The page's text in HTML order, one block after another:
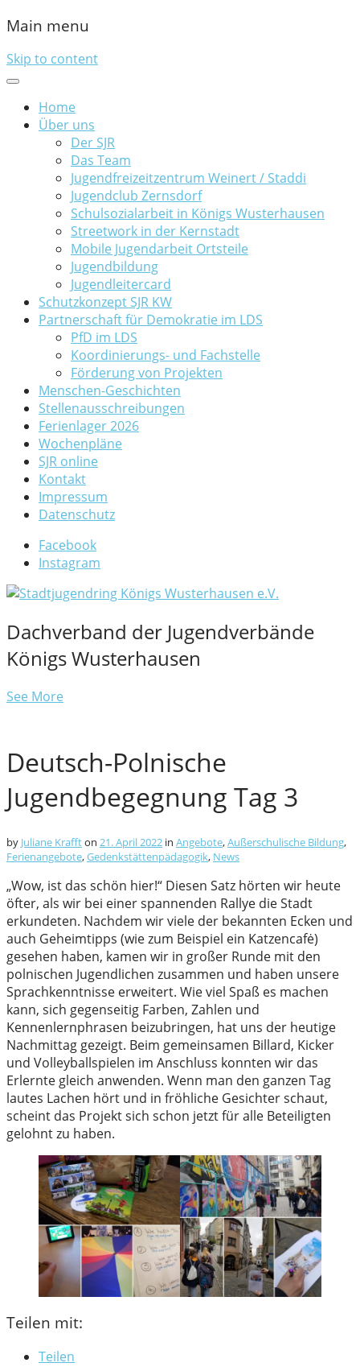
Main menu
Skip to content
Home
Über uns
Der SJR
Das Team
Jugendfreizeitzentrum Weinert / Staddi
Jugendclub Zernsdorf
Schulsozialarbeit in Königs Wusterhausen
Streetwork in der Kernstadt
Mobile Jugendarbeit Ortsteile
Jugendbildung
Jugendleitercard
Schutzkonzept SJR KW
Partnerschaft für Demokratie im LDS
PfD im LDS
Koordinierungs- und Fachstelle
Förderung von Projekten
Menschen-Geschichten
Stellenausschreibungen
Ferienlager 2026
Wochenpläne
SJR online
Kontakt
Impressum
Datenschutz
Facebook
Instagram
Dachverband der Jugendverbände
Königs Wusterhausen
See More
Deutsch-Polnische
Jugendbegegnung Tag 3
by Juliane Kraffton 21. April 2022 in Angebote,Außerschulische Bildung,
Ferienangebote,Gedenkstättenpädagogik, News
„Wow, ist das schön hier!“ Diesen Satz hörten wir heute
öfter, als wir bei einer spannenden Rallye die Stadt
erkundeten. Nachdem wir viele der bekannten Ecken und
auch Geheimtipps (wie zum Beispiel ein Katzencafė)
gesehen haben, kamen wir in großer Runde mit den
polnischen Jugendlichen zusammen und haben unsere
Sprachkenntnisse erweitert. Wie viel Spaß es machen
kann, sich gegenseitig Farben, Zahlen und
Kennenlernphrasen beizubringen, hat uns der heutige
Nachmittag gezeigt. Beim gemeinsamen Billard, Kicker
und Volleyballspielen im Anschluss konnten wir das
Erlernte gleich anwenden. Wenn man den ganzen Tag
lautes Lachen hört und in fröhliche Gesichter schaut,
scheint das Projekt sich schon jetzt für alle Beteiligten
gelohnt zu haben.
Teilen mit:
Teilen